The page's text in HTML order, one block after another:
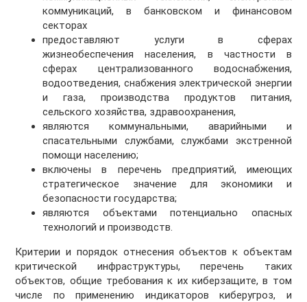
коммуникаций, в банковском и финансовом
секторах
предоставляют услуги в сферах
жизнеобеспечения населения, в частности в
сферах централизованного водоснабжения,
водоотведения, снабжения электрической энергии
и газа, производства продуктов питания,
сельского хозяйства, здравоохранения,
являются коммунальными, аварийными и
спасательными службами, службами экстренной
помощи населению;
включены в перечень предприятий, имеющих
стратегическое значение для экономики и
безопасности государства;
являются объектами потенциально опасных
технологий и производств.
Критерии и порядок отнесения объектов к объектам
критической инфраструктуры, перечень таких
объектов, общие требования к их киберзащите, в том
числе по применению индикаторов киберугроз, и